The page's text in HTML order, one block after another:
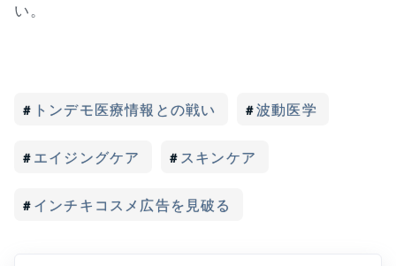
い。
トンデモ医療情報との戦い 波動医学
エイジングケア スキンケア
インチキコスメ広告を見破る